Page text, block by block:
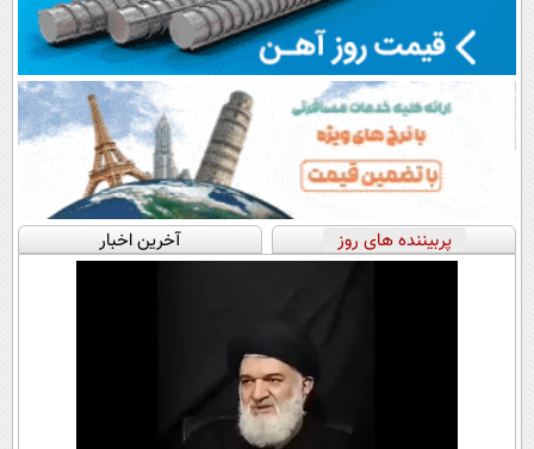
پربیننده های روز آخرین اخبار